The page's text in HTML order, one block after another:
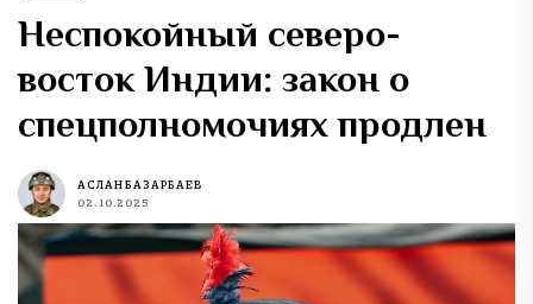
Неспокойный северо-
восток Индии: закон о
спецполномочиях продлен
АСЛАН БАЗАРБАЕВ
02.10.2025